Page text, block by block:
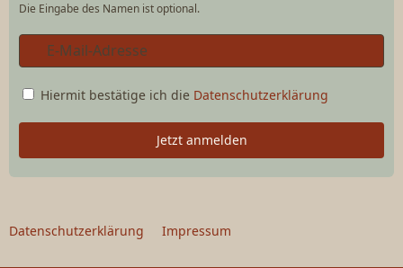
Die Eingabe des Namen ist optional.
Hiermit bestätige ich die Datenschutzerklärung
Jetzt anmelden
Datenschutzerklärung Impressum